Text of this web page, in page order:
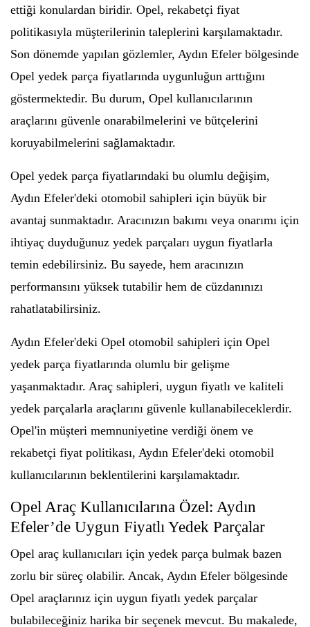
ettiği konulardan biridir. Opel, rekabetçi fiyat
politikasıyla müşterilerinin taleplerini karşılamaktadır.
Son dönemde yapılan gözlemler, Aydın Efeler bölgesinde
Opel yedek parça fiyatlarında uygunluğun arttığını
göstermektedir. Bu durum, Opel kullanıcılarının
araçlarını güvenle onarabilmelerini ve bütçelerini
koruyabilmelerini sağlamaktadır.
Opel yedek parça fiyatlarındaki bu olumlu değişim,
Aydın Efeler'deki otomobil sahipleri için büyük bir
avantaj sunmaktadır. Aracınızın bakımı veya onarımı için
ihtiyaç duyduğunuz yedek parçaları uygun fiyatlarla
temin edebilirsiniz. Bu sayede, hem aracınızın
performansını yüksek tutabilir hem de cüzdanınızı
rahatlatabilirsiniz.
Aydın Efeler'deki Opel otomobil sahipleri için Opel
yedek parça fiyatlarında olumlu bir gelişme
yaşanmaktadır. Araç sahipleri, uygun fiyatlı ve kaliteli
yedek parçalarla araçlarını güvenle kullanabileceklerdir.
Opel'in müşteri memnuniyetine verdiği önem ve
rekabetçi fiyat politikası, Aydın Efeler'deki otomobil
kullanıcılarının beklentilerini karşılamaktadır.
Opel Araç Kullanıcılarına Özel: Aydın
Efeler’de Uygun Fiyatlı Yedek Parçalar
Opel araç kullanıcıları için yedek parça bulmak bazen
zorlu bir süreç olabilir. Ancak, Aydın Efeler bölgesinde
Opel araçlarınız için uygun fiyatlı yedek parçalar
bulabileceğiniz harika bir seçenek mevcut. Bu makalede,